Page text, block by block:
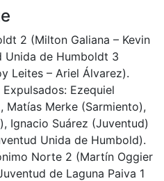
2 (Milton Galiana – Kevin
Unida de Humboldt 3
Leites – Ariel Álvarez).
Ezequiel
Matías Merke (Sarmiento),
Ignacio Suárez (Juventud)
Unida de Humbold).
Norte 2 (Martín Oggier
de Laguna Paiva 1